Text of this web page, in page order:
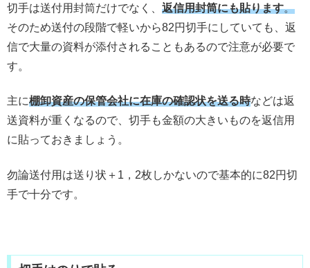
切手は送付用封筒だけでなく、 返信用封筒にも貼ります。
そのため送付の段階で軽いから82円切手にしていても、返
信で大量の資料が添付されることもあるので注意が必要で
す。
主に棚卸資産の保管会社に在庫の確認状を送る時などは返
送資料が重くなるので、切手も金額の大きいものを返信用
に貼っておきましょう。
勿論送付用は送り状＋1，2枚しかないので基本的に82円切
手で十分です。